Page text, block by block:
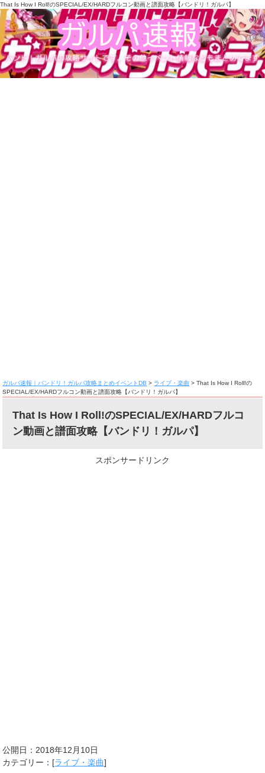
That Is How I Roll!のSPECIAL/EX/HARDフルコン動画と譜面攻略【バンドリ！ガルパ】
ガルパ速報｜バンドリ！ガルパ攻略まとめイベントDB > ライブ・楽曲 >That Is How I Roll!の
SPECIAL/EX/HARDフルコン動画と譜面攻略【バンドリ！ガルパ】
That Is How I Roll!のSPECIAL/EX/HARDフルコ
ン動画と譜面攻略【バンドリ！ガルパ】
スポンサードリンク
公開日： 2018年12月10日
カテゴリー：[ライブ・楽曲]